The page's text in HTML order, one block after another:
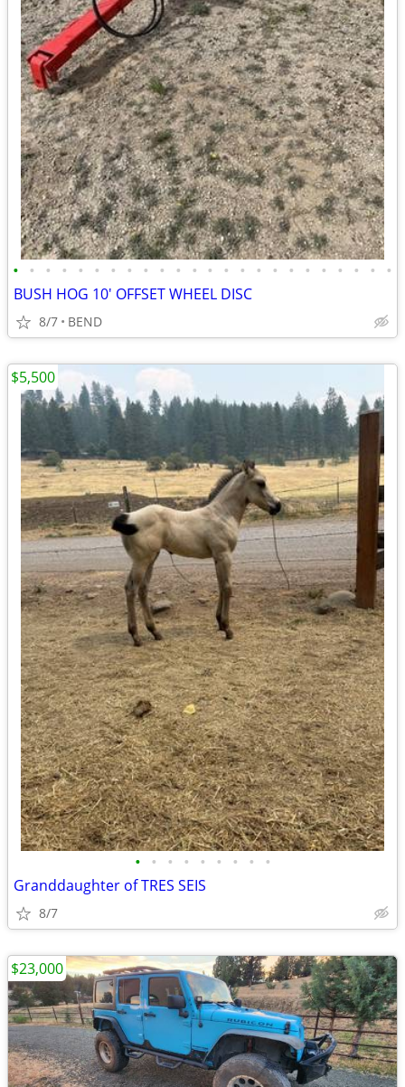
• • • • • • • • • • • • • • • • • • • • • • • •
BUSH HOG 10' OFFSET WHEEL DISC
8/7 BEND
• • • • • • • • •
Granddaughter of TRES SEIS
8/7
$5,500
$23,000